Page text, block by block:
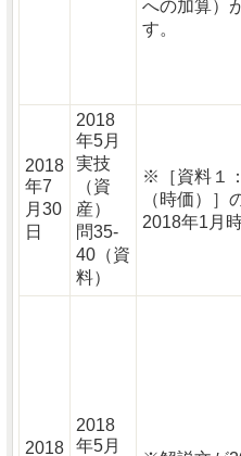
への加算）
す。
2018
年7
月30
日
2018
年5月
実技
（資
産）
問35-
40（資
料）
※［資料１
（時価）］
2018年1月
2018
2018
年5月